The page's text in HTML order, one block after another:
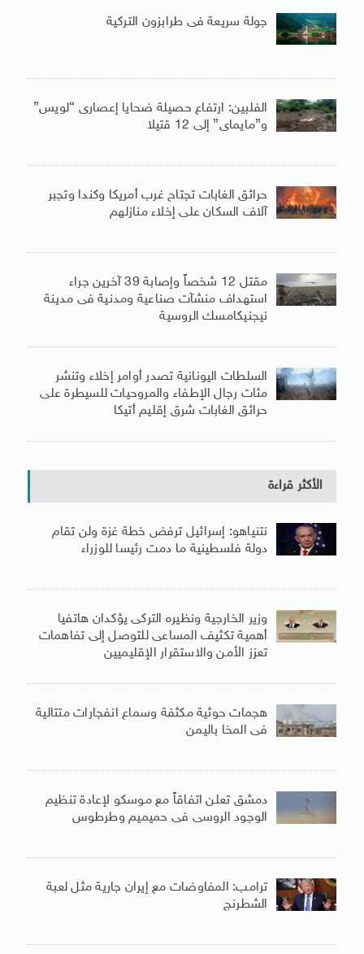
جولة سريعة فى طرابزون التركية
الفلبين: ارتفاع حصيلة ضحايا إعصارى “لويس”
و”مايماى” إلى 12 قتيلا
حرائق الغابات تجتاح غرب أمريكا وكندا وتجبر
آلاف السكان على إخلاء منازلهم
مقتل 12 شخصاً وإصابة 39 آخرين جراء
استهداف منشآت صناعية ومدنية فى مدينة
نيجنيكامسك الروسية
السلطات اليونانية تصدر أوامر إخلاء وتنشر
مئات رجال الإطفاء والمروحيات للسيطرة على
حرائق الغابات شرق إقليم أتيكا
الأكثر قراءة
نتنياهو: إسرائيل ترفض خطة غزة ولن تقام
دولة فلسطينية ما دمت رئيسا للوزراء
وزير الخارجية ونظيره التركى يؤكدان هاتفيا
أهمية تكثيف المساعى للتوصل إلى تفاهمات
تعزز الأمن والاستقرار الإقليميين
هجمات حوثية مكثفة وسماع انفجارات متتالية
فى المخا باليمن
دمشق تعلن اتفاقاً مع موسكو لإعادة تنظيم
الوجود الروسى فى حميميم وطرطوس
ترامب: المفاوضات مع إيران جارية مثل لعبة
الشطرنج